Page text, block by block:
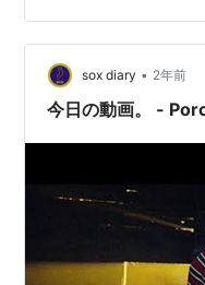
sox diary • 2年前
今日の動画。 -